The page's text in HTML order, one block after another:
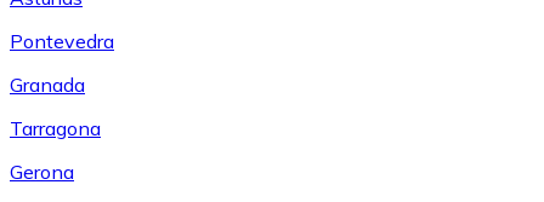
Pontevedra
Granada
Tarragona
Gerona